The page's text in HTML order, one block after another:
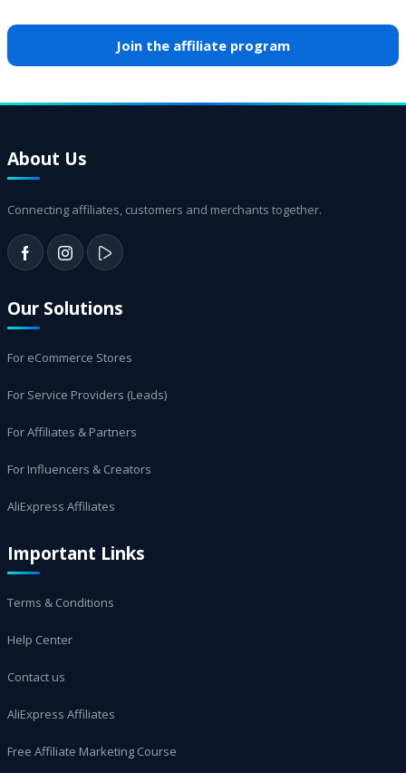
Join the affiliate program
About Us
Connecting affiliates, customers and merchants together.
Our Solutions
For eCommerce Stores
For Service Providers (Leads)
For Affiliates & Partners
For Influencers & Creators
AliExpress Affiliates
Important Links
Terms & Conditions
Help Center
Contact us
AliExpress Affiliates
Free Affiliate Marketing Course